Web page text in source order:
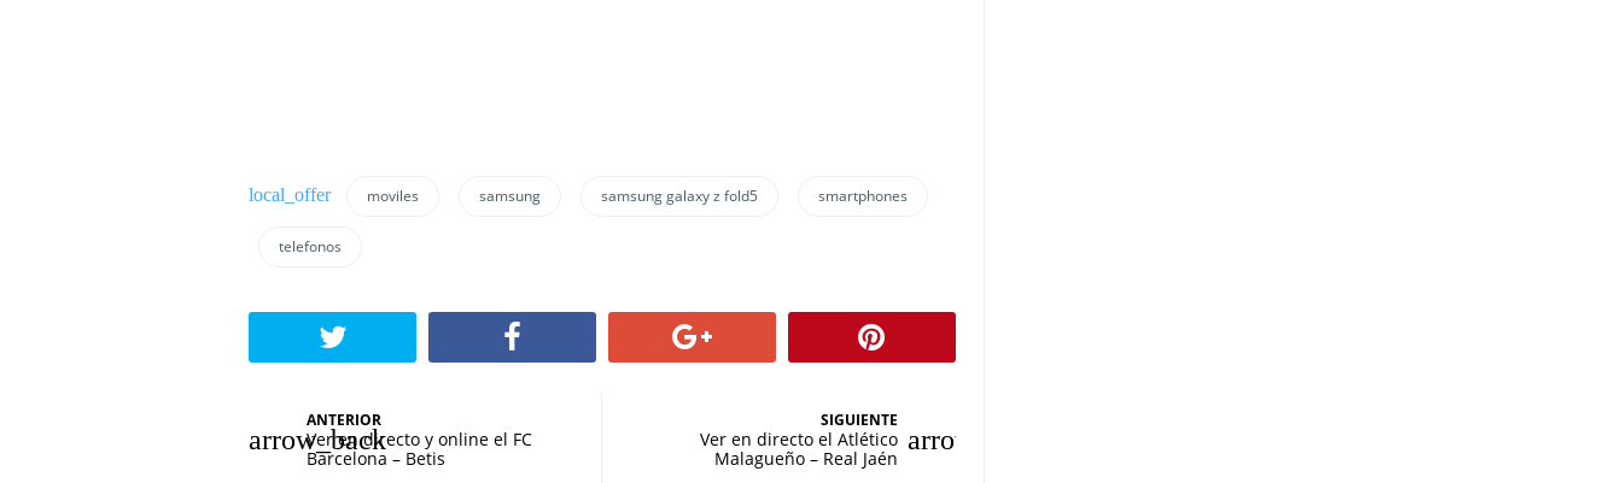
moviles samsung samsung galaxy z fold5 smartphones
telefonos
a
ANTERIOR
Ver en directo y online el FC
Barcelona – Betis
SIGUIENTE
Ver en directo el Atlético
Malagueño – Real Jaén